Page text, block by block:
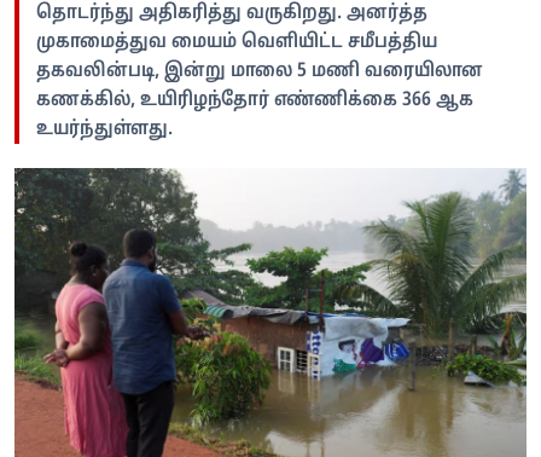
தொடர்ந்து அதிகரித்து வருகிறது. அனர்த்த
முகாமைத்துவ மையம் வெளியிட்ட சமீபத்திய
தகவலின்படி, இன்று மாலை 5 மணி வரையிலான
கணக்கில், உயிரிழந்தோர் எண்ணிக்கை 366 ஆக
உயர்ந்துள்ளது.